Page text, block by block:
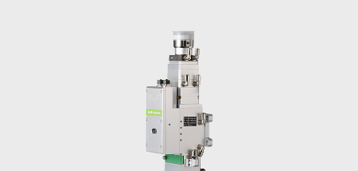
Applications
Ressources
À propos